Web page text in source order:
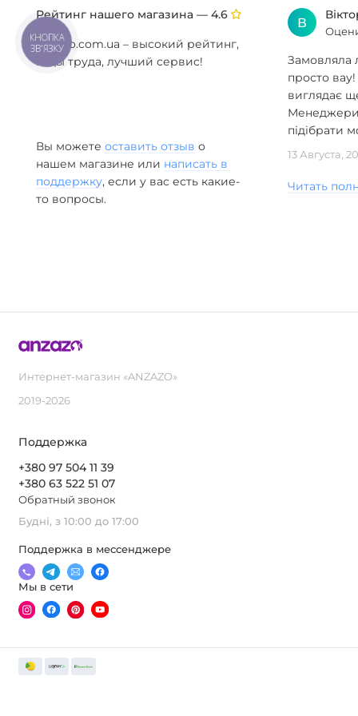
Смотрите также: Бра Световые скульптуры
Рейтинг нашего магазина — 4.6
Anzazo.com.ua – высокий рейтинг,
годы труда, лучший сервис!
Вы можете оставить отзыв о
нашем магазине или написать в
поддержку, если у вас есть какие-
то вопросы.
В
Замовляла
просто
виглядає
Менеджери
підібрати
13 Августа,
Читать
Интернет-магазин «ANZAZO»
2019-2026
Поддержка
+380 97 504 11 39
+380 63 522 51 07
Обратный звонок
Будні, з 10:00 до 17:00
Поддержка в мессенджере
Мы в сети
КНОПКА
ЗВ'ЯЗКУ